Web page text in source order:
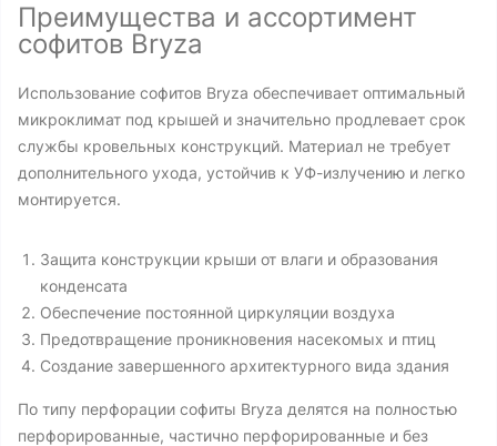
Преимущества и ассортимент
софитов Bryza
Использование софитов Bryza обеспечивает оптимальный
микроклимат под крышей и значительно продлевает срок
службы кровельных конструкций. Материал не требует
дополнительного ухода, устойчив к УФ-излучению и легко
монтируется.
Защита конструкции крыши от влаги и образования
конденсата
Обеспечение постоянной циркуляции воздуха
Предотвращение проникновения насекомых и птиц
Создание завершенного архитектурного вида здания
По типу перфорации софиты Bryza делятся на полностью
перфорированные, частично перфорированные и без